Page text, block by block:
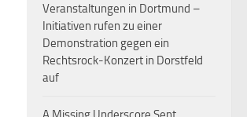
Veranstaltungen in Dortmund –
Initiativen rufen zu einer
Demonstration gegen ein
Rechtsrock-Konzert in Dorstfeld
auf